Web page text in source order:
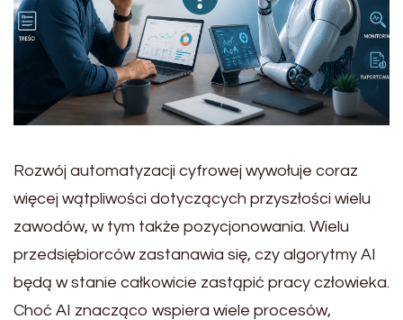
Rozwój automatyzacji cyfrowej wywołuje coraz
więcej wątpliwości dotyczących przyszłości wielu
zawodów, w tym także pozycjonowania. Wielu
przedsiębiorców zastanawia się, czy algorytmy AI
będą w stanie całkowicie zastąpić pracy człowieka.
Choć AI znacząco wspiera wiele procesów,